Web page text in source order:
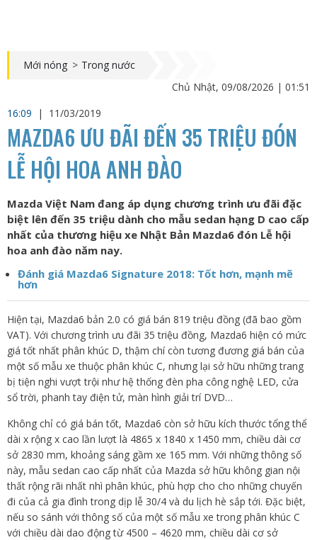
Mới nóng > Trong nước
Chủ Nhật, 09/08/2026 | 01:51
16:09
| 11/03/2019
MAZDA6 ƯU ĐÃI ĐẾN 35 TRIỆU ĐÓN
LỄ HỘI HOA ANH ĐÀO
Mazda Việt Nam đang áp dụng chương trình ưu đãi đặc
biệt lên đến 35 triệu dành cho mẫu sedan hạng D cao cấp
nhất của thương hiệu xe Nhật Bản Mazda6 đón Lễ hội
hoa anh đào năm nay.
Đánh giá Mazda6 Signature 2018: Tốt hơn, mạnh mẽ
hơn
Hiện tại, Mazda6 bản 2.0 có giá bán 819 triệu đồng (đã bao gồm
VAT). Với chương trình ưu đãi 35 triệu đồng, Mazda6 hiện có mức
giá tốt nhất phân khúc D, thậm chí còn tương đương giá bán của
một số mẫu xe thuộc phân khúc C, nhưng lại sở hữu những trang
bị tiện nghi vượt trội như hệ thống đèn pha công nghệ LED, cửa
sổ trời, phanh tay điện tử, màn hình giải trí DVD…
Không chỉ có giá bán tốt, Mazda6 còn sở hữu kích thước tổng thể
dài x rộng x cao lần lượt là 4865 x 1840 x 1450 mm, chiều dài cơ
sở 2830 mm, khoảng sáng gầm xe 165 mm. Với những thông số
này, mẫu sedan cao cấp nhất của Mazda sở hữu không gian nội
thất rộng rãi nhất nhì phân khúc, phù hợp cho cho những chuyến
đi của cả gia đình trong dịp lễ 30/4 và du lịch hè sắp tới. Đặc biệt,
nếu so sánh với thông số của một số mẫu xe trong phân khúc C
với chiều dài dao động từ 4500 – 4620 mm, chiều dài cơ sở